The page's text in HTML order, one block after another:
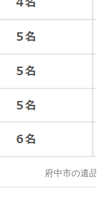
府中市の遺品